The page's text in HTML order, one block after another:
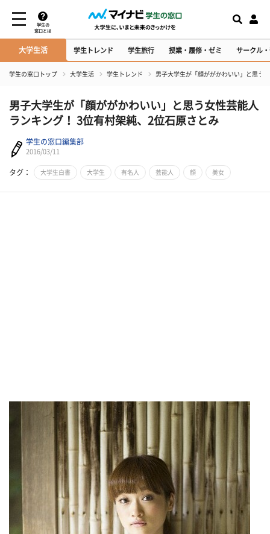
学生の
窓口とは
大学生活 学生トレンド 学生旅行 授業・履修・ゼミ サークル
学生の窓口トップ 大学生活 学生トレンド 男子大学生が「顔ががかわいい」と思う
男子大学生が「顔ががかわいい」と思う女性芸能人
ランキング！ 3位有村架純、2位石原さとみ
学生の窓口編集部
2016/03/11
タグ： 大学生白書 大学生 有名人 芸能人 顔 美女